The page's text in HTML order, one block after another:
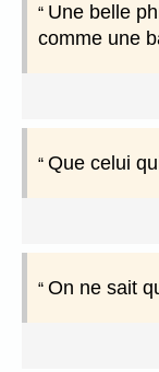
Une belle
comme une
Que celui
On ne sait